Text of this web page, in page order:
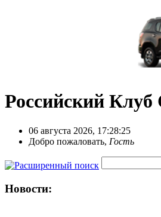
Российский
06 августа 2026, 17:28:25
Добро пожаловать, Гость
Новости: